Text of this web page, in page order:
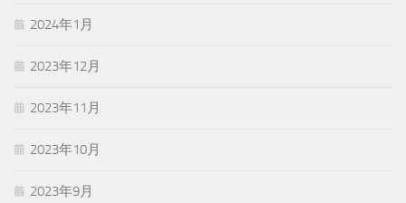
2024年1月
2023年12月
2023年11月
2023年10月
2023年9月